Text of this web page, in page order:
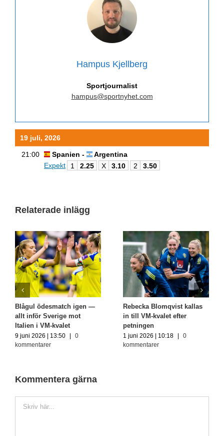
Hampus Kjellberg
Sportjournalist
hampus@sportnyhet.com
19 juli, 2026
21:00 Spanien -
Argentina
Expekt
1 2.25 X 3.10 2 3.50
Relaterade inlägg
Blågul ödesmatch igen —
allt inför Sverige mot
Italien i VM-kvalet
9 juni 2026 | 13:50 |
0
kommentarer
Rebecka Blomqvist kallas
in till VM-kvalet efter
petningen
1 juni 2026 | 10:18 |
0
kommentarer
Kommentera gärna